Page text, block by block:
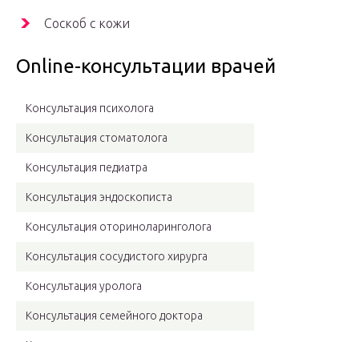
Соскоб с кожи
Online-консультации врачей
Консультация психолога
Консультация стоматолога
Консультация педиатра
Консультация эндоскописта
Консультация оториноларинголога
Консультация сосудистого хирурга
Консультация уролога
Консультация семейного доктора